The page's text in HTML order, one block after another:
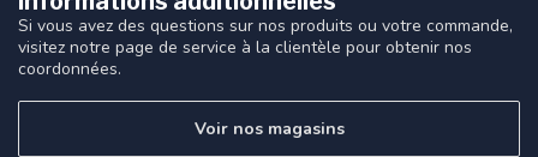
Si vous avez des questions sur nos produits ou votre commande,
visitez notre page de service à la clientèle pour obtenir nos
coordonnées.
Voir nos magasins